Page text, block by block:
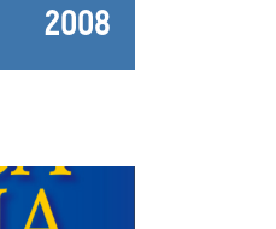
2008